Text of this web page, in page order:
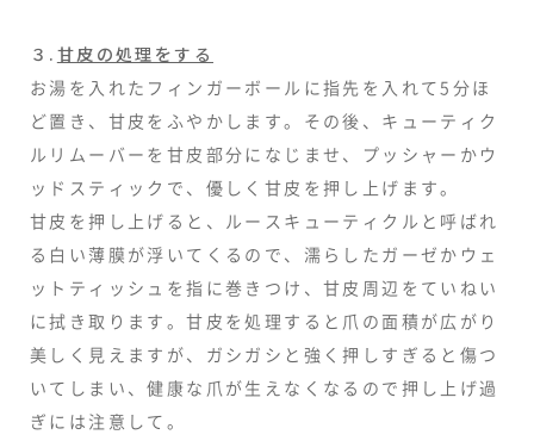
３. 甘皮の処理をする
お湯を入れたフィンガーボールに指先を入れて5分ほ
ど置き、甘皮をふやかします。その後、キューティク
ルリムーバーを甘皮部分になじませ、プッシャーかウ
ッドスティックで、優しく甘皮を押し上げます。
甘皮を押し上げると、ルースキューティクルと呼ばれ
る白い薄膜が浮いてくるので、濡らしたガーゼかウェ
ットティッシュを指に巻きつけ、甘皮周辺をていねい
に拭き取ります。甘皮を処理すると爪の面積が広がり
美しく見えますが、ガシガシと強く押しすぎると傷つ
いてしまい、健康な爪が生えなくなるので押し上げ過
ぎには注意して。